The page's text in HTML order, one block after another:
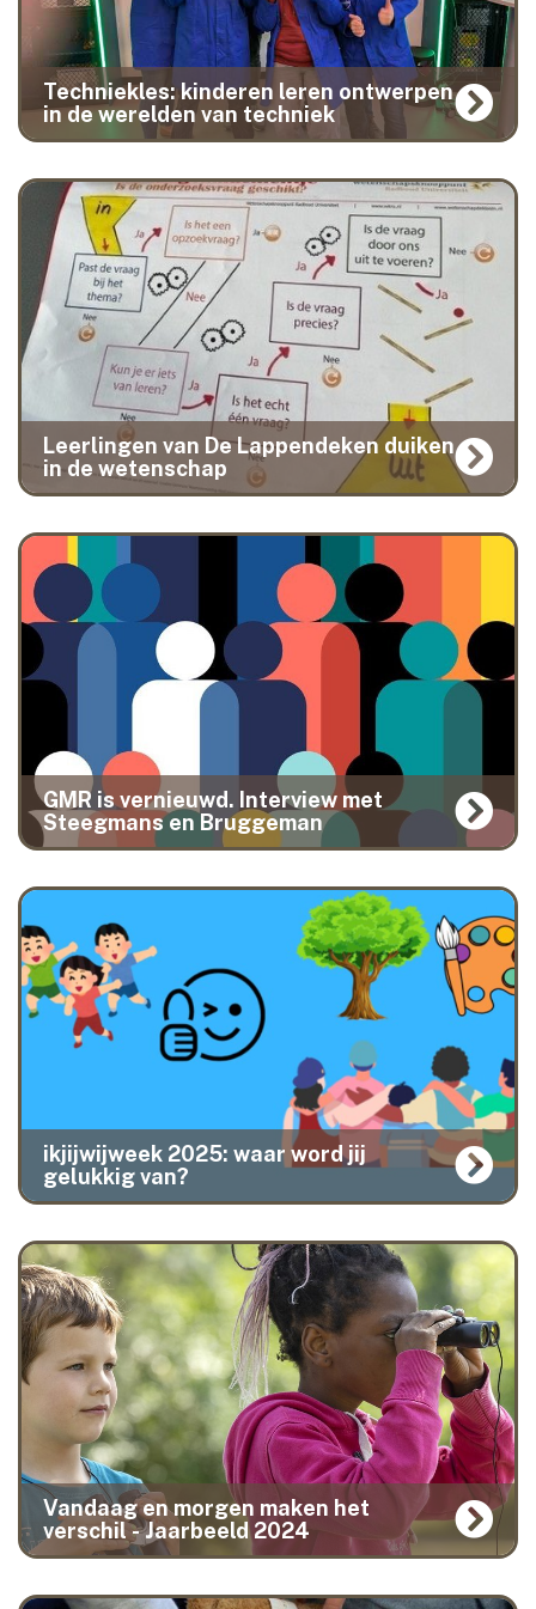
Techniekles: kinderen leren ontwerpen
in de werelden van techniek
Leerlingen van De Lappendeken duiken
in de wetenschap
GMR is vernieuwd. Interview met
Steegmans en Bruggeman
ikjijwijweek 2025: waar word jij
gelukkig van?
Vandaag en morgen maken het
verschil - Jaarbeeld 2024